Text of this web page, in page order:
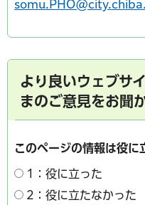
より良いウェブサ
まのご意見をお聞
このページの情報は役に
1：役に立った
2：役に立たなかった